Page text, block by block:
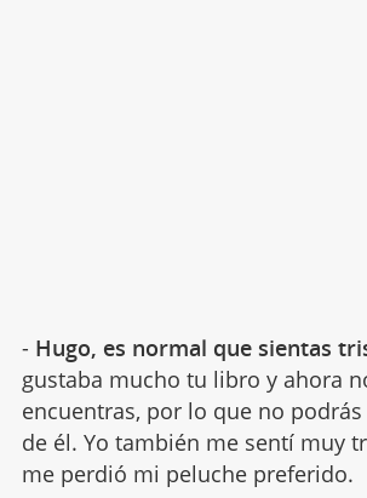
- Hugo, es normal que sientas
gustaba mucho tu libro y ahora
encuentras, por lo que no
de él. Yo también me sentí muy
me perdió mi peluche preferido.